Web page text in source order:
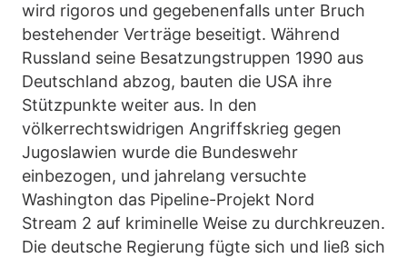
wird rigoros und gegebenenfalls unter Bruch
bestehender Verträge beseitigt. Während
Russland seine Besatzungstruppen 1990 aus
Deutschland abzog, bauten die USA ihre
Stützpunkte weiter aus. In den
völkerrechtswidrigen Angriffskrieg gegen
Jugoslawien wurde die Bundeswehr
einbezogen, und jahrelang versuchte
Washington das Pipeline-Projekt Nord
Stream 2 auf kriminelle Weise zu durchkreuzen.
Die deutsche Regierung fügte sich und ließ sich